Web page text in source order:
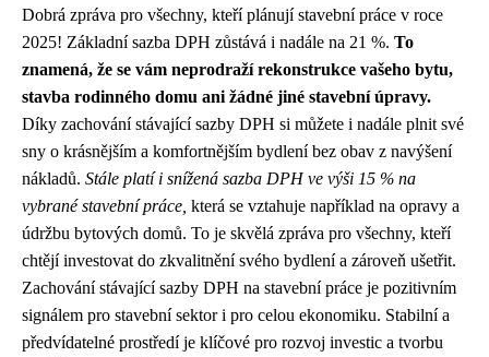
Dobrá zpráva pro všechny, kteří plánují stavební práce v roce
2025! Základní sazba DPH zůstává i nadále na 21 %. To
znamená, že se vám neprodraží rekonstrukce vašeho bytu,
stavba rodinného domu ani žádné jiné stavební úpravy.
Díky zachování stávající sazby DPH si můžete i nadále plnit své
sny o krásnějším a komfortnějším bydlení bez obav z navýšení
nákladů. Stále platí i snížená sazba DPH ve výši 15 % na
vybrané stavební práce, která se vztahuje například na opravy a
údržbu bytových domů. To je skvělá zpráva pro všechny, kteří
chtějí investovat do zkvalitnění svého bydlení a zároveň ušetřit.
Zachování stávající sazby DPH na stavební práce je pozitivním
signálem pro stavební sektor i pro celou ekonomiku. Stabilní a
předvídatelné prostředí je klíčové pro rozvoj investic a tvorbu